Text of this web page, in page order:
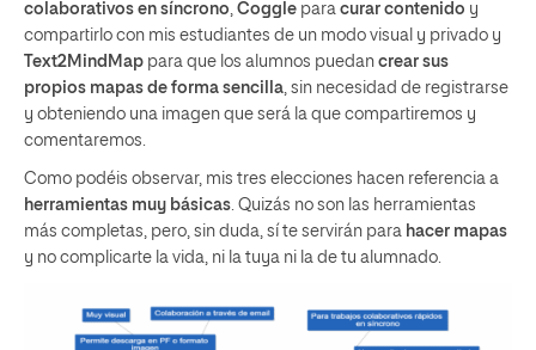
colaborativos en síncrono, Coggle para curar contenido y
compartirlo con mis estudiantes de un modo visual y privado y
Text2MindMap para que los alumnos puedan crear sus
propios mapas de forma sencilla, sin necesidad de registrarse
y obteniendo una imagen que será la que compartiremos y
comentaremos.
Como podéis observar, mis tres elecciones hacen referencia a
herramientas muy básicas. Quizás no son las herramientas
más completas, pero, sin duda, sí te servirán para hacer mapas
y no complicarte la vida, ni la tuya ni la de tu alumnado.